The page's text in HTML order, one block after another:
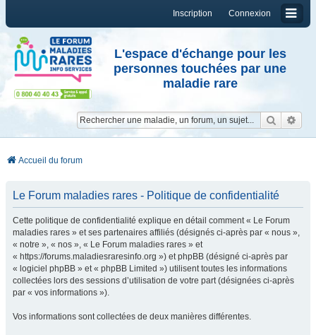
Connexion
Inscription
L'espace d'échange pour les
personnes touchées par une
maladie rare
Accueil du forum
Le Forum maladies rares - Politique de confidentialité
Cette politique de confidentialité explique en détail comment « Le Forum
maladies rares » et ses partenaires affiliés (désignés ci-après par « nous »,
« notre », « nos », « Le Forum maladies rares » et
« https://forums.maladiesraresinfo.org ») et phpBB (désigné ci-après par
« logiciel phpBB » et « phpBB Limited ») utilisent toutes les informations
collectées lors des sessions d’utilisation de votre part (désignées ci-après
par « vos informations »).
Vos informations sont collectées de deux manières différentes.